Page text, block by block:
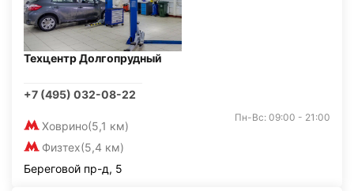
Техцентр Долгопрудный
+7 (495) 032-08-22
Ховрино(5,1 км)
Физтех(5,4 км)
Пн-Вс: 09:00 - 21:00
Береговой пр-д, 5